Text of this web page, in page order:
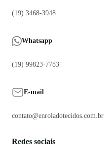
(19) 3468-3948
Whatsapp
(19) 99823-7783
E-mail
contato@enroladotecidos.com.br
Redes sociais